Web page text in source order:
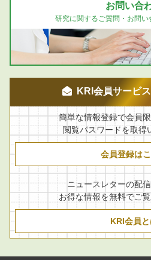
お問い合
研究に関するご質問・お問い
KRI会員サービス
簡単な情報登録で会員
閲覧パスワードを取得
会員登録は
ニュースレターの配
お得な情報を無料でご
KRI会員